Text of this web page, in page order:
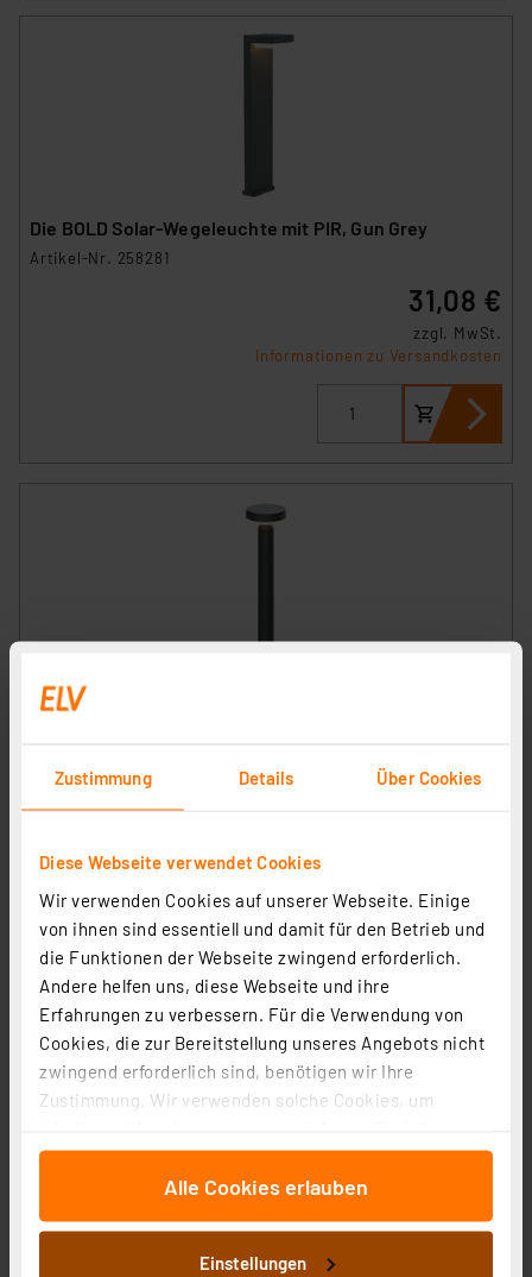
Zustimmung Details Über Cookies
Diese Webseite verwendet Cookies
Wir verwenden Cookies auf unserer Webseite. Einige
von ihnen sind essentiell und damit für den Betrieb und
die Funktionen der Webseite zwingend erforderlich.
Andere helfen uns, diese Webseite und ihre
Erfahrungen zu verbessern. Für die Verwendung von
Cookies, die zur Bereitstellung unseres Angebots nicht
zwingend erforderlich sind, benötigen wir Ihre
Zustimmung. Wir verwenden solche Cookies, um
für soziale Medien anbieten zu können und die Zugriffe
auf unsere Website zu analysieren. Außerdem geben
wir Informationen zu Ihrer Verwendung unserer Website
an unsere Partner für soziale Medien, Werbung und
Analysen weiter. Unsere Partner führen diese
Alle Cookies erlauben
Einstellungen
Die BOLD Solar-Wegeleuchte mit PIR, Gun Grey
Artikel-Nr. 258281
31,08 €
zzgl. MwSt.
Informationen zu Versandkosten
Die BOLD Solar-Wegeleuchte mit PIR, 50 cm Höhe, Gun
33,61 €
2er Set Solar-Wandleuchte mit PIR, Gun Grey
Artikel-Nr. 258280